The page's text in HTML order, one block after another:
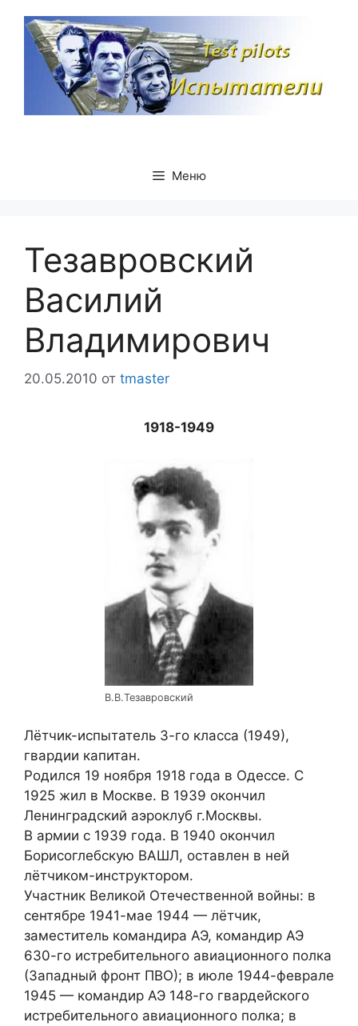
содержимому
Меню
Тезавровский
Василий
Владимирович
20.05.2010 от tmaster
1918-1949
В.В.Тезавровский
Лётчик-испытатель 3-го класса (1949),
гвардии капитан.
Родился 19 ноября 1918 года в Одессе. С
1925 жил в Москве. В 1939 окончил
Ленинградский аэроклуб г.Москвы.
В армии с 1939 года. В 1940 окончил
Борисоглебскую ВАШЛ, оставлен в ней
лётчиком-инструктором.
Участник Великой Отечественной войны: в
сентябре 1941-мае 1944 — лётчик,
заместитель командира АЭ, командир АЭ
630-го истребительного авиационного полка
(Западный фронт ПВО); в июле 1944-феврале
1945 — командир АЭ 148-го гвардейского
истребительного авиационного полка; в